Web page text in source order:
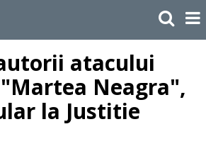
atacului
Neagra",
la Justitie